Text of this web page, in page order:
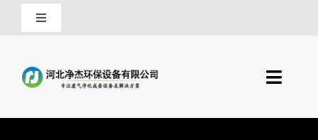
切
航
切